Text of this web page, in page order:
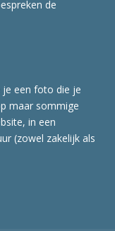
de
je een foto die je
maar sommige
in een
(zowel zakelijk als